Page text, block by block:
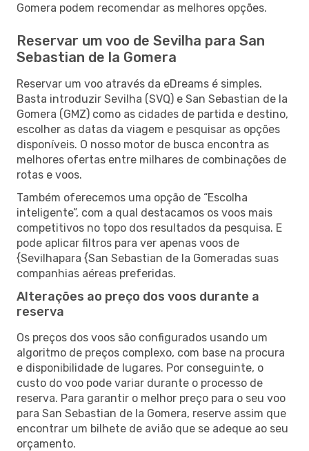
Gomera podem recomendar as melhores opções.
Reservar um voo de Sevilha para San
Sebastian de la Gomera
Reservar um voo através da eDreams é simples.
Basta introduzir Sevilha (SVQ) e San Sebastian de la
Gomera (GMZ) como as cidades de partida e destino,
escolher as datas da viagem e pesquisar as opções
disponíveis. O nosso motor de busca encontra as
melhores ofertas entre milhares de combinações de
rotas e voos.
Também oferecemos uma opção de “Escolha
inteligente”, com a qual destacamos os voos mais
competitivos no topo dos resultados da pesquisa. E
pode aplicar filtros para ver apenas voos de
{Sevilhapara {San Sebastian de la Gomeradas suas
companhias aéreas preferidas.
Alterações ao preço dos voos durante a
reserva
Os preços dos voos são configurados usando um
algoritmo de preços complexo, com base na procura
e disponibilidade de lugares. Por conseguinte, o
custo do voo pode variar durante o processo de
reserva. Para garantir o melhor preço para o seu voo
para San Sebastian de la Gomera, reserve assim que
encontrar um bilhete de avião que se adeque ao seu
orçamento.